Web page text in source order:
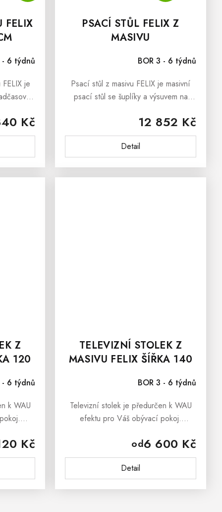
FELIX
- 6 týdnů
Kč
je
Již na
PSACÍ STŮL FELIX Z
MASIVU
BOR 3 - 6 týdnů
12 852 Kč
Detail
Psací stůl z masivu FELIX je masivní
psací stůl se šuplíky a výsuvem na
borovicového dřeva, Psací stůl z
masivu FELIX dokáže...
Z
120
- 6 týdnů
Kč
k WAU
vzhledem
TELEVIZNÍ STOLEK Z
MASIVU FELIX ŠÍŘKA 140
BOR 3 - 6 týdnů
od6 600 Kč
Detail
Televizní stolek je předurčen k WAU
efektu pro Váš obývací pokoj.
moderní nábytek, který svým vzhledem
vnáší mezi nábytek z masivu...